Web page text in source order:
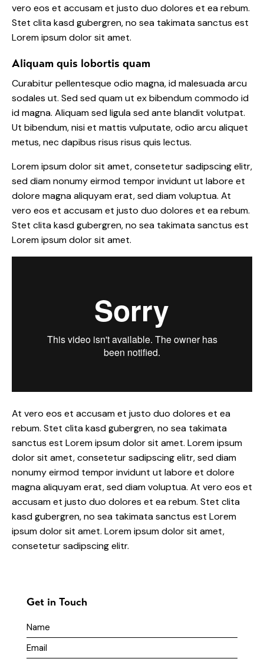
vero eos et accusam et justo duo dolores et ea rebum.
Stet clita kasd gubergren, no sea takimata sanctus est
Lorem ipsum dolor sit amet.
Aliquam quis lobortis quam
Curabitur pellentesque odio magna, id malesuada arcu
sodales ut. Sed sed quam ut ex bibendum commodo id
id magna. Aliquam sed ligula sed ante blandit volutpat.
Ut bibendum, nisi et mattis vulputate, odio arcu aliquet
metus, nec dapibus risus risus quis lectus.
Lorem ipsum dolor sit amet, consetetur sadipscing elitr,
sed diam nonumy eirmod tempor invidunt ut labore et
dolore magna aliquyam erat, sed diam voluptua. At
vero eos et accusam et justo duo dolores et ea rebum.
Stet clita kasd gubergren, no sea takimata sanctus est
Lorem ipsum dolor sit amet.
At vero eos et accusam et justo duo dolores et ea
rebum. Stet clita kasd gubergren, no sea takimata
sanctus est Lorem ipsum dolor sit amet. Lorem ipsum
dolor sit amet, consetetur sadipscing elitr, sed diam
nonumy eirmod tempor invidunt ut labore et dolore
magna aliquyam erat, sed diam voluptua. At vero eos et
accusam et justo duo dolores et ea rebum. Stet clita
kasd gubergren, no sea takimata sanctus est Lorem
ipsum dolor sit amet. Lorem ipsum dolor sit amet,
consetetur sadipscing elitr.
Get in Touch